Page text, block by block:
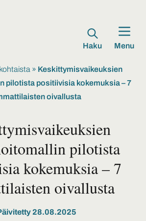
Haku Menu
» Keskittymisvaikeuksien
pilotista positiivisia kokemuksia – 7
oivallusta
pilotista
kokemuksia – 7
oivallusta
28.08.2025